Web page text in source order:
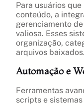
Para usuários
conteúdo, a
gerenciamento
valiosa. Esses
organização,
arquivos baixados.
Automação e
Ferramentas
scripts e